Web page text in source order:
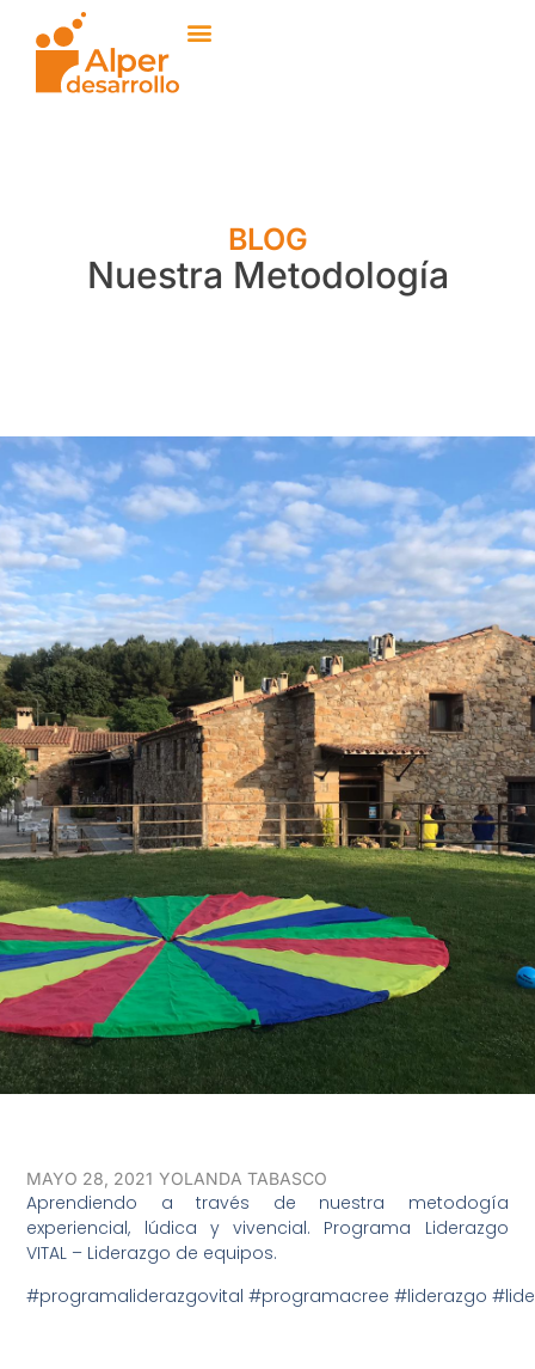
BLOG
Nuestra Metodología
MAYO 28, 2021 YOLANDA TABASCO
Aprendiendo a través de nuestra metodogía
experiencial, lúdica y vivencial. Programa Liderazgo
VITAL – Liderazgo de equipos.
#programaliderazgovital #programacree #liderazgo